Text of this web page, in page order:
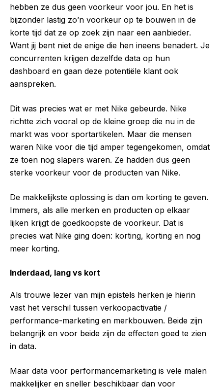
hebben ze dus geen voorkeur voor jou. En het is
bijzonder lastig zo’n voorkeur op te bouwen in de
korte tijd dat ze op zoek zijn naar een aanbieder.
Want jij bent niet de enige die hen ineens benadert. Je
concurrenten krijgen dezelfde data op hun
dashboard en gaan deze potentiële klant ook
aanspreken.
Dit was precies wat er met Nike gebeurde. Nike
richtte zich vooral op de kleine groep die nu in de
markt was voor sportartikelen. Maar die mensen
waren Nike voor die tijd amper tegengekomen, omdat
ze toen nog slapers waren. Ze hadden dus geen
sterke voorkeur voor de producten van Nike.
De makkelijkste oplossing is dan om korting te geven.
Immers, als alle merken en producten op elkaar
lijken krijgt de goedkoopste de voorkeur. Dat is
precies wat Nike ging doen: korting, korting en nog
meer korting.
Inderdaad, lang vs kort
Als trouwe lezer van mijn epistels herken je hierin
vast het verschil tussen verkoopactivatie /
performance-marketing en merkbouwen. Beide zijn
belangrijk en voor beide zijn de effecten goed te zien
in data.
Maar data voor performancemarketing is vele malen
makkelijker en sneller beschikbaar dan voor